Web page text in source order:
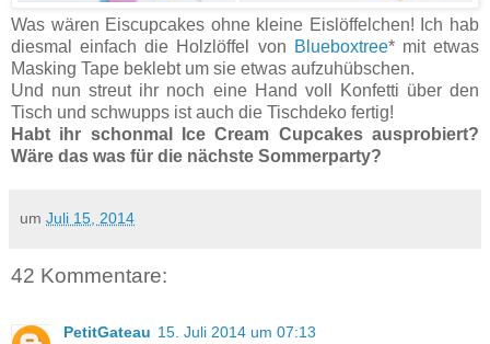
Was wären Eiscupcakes ohne kleine Eislöffelchen! Ich hab
diesmal einfach die Holzlöffel von Blueboxtree* mit etwas
Masking Tape beklebt um sie etwas aufzuhübschen.
Und nun streut ihr noch eine Hand voll Konfetti über den
Tisch und schwupps ist auch die Tischdeko fertig!
Habt ihr schonmal Ice Cream Cupcakes ausprobiert?
Wäre das was für die nächste Sommerparty?
um Juli 15, 2014
42 Kommentare:
PetitGateau 15. Juli 2014 um 07:13